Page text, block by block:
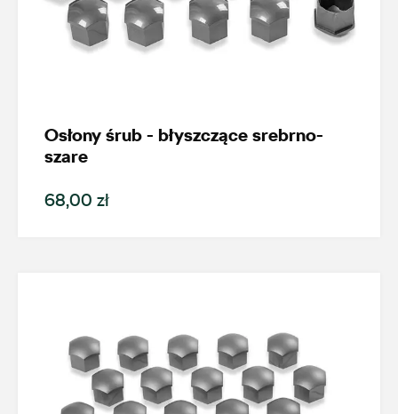
Osłony śrub - błyszczące srebrno-
szare
68,00 zł